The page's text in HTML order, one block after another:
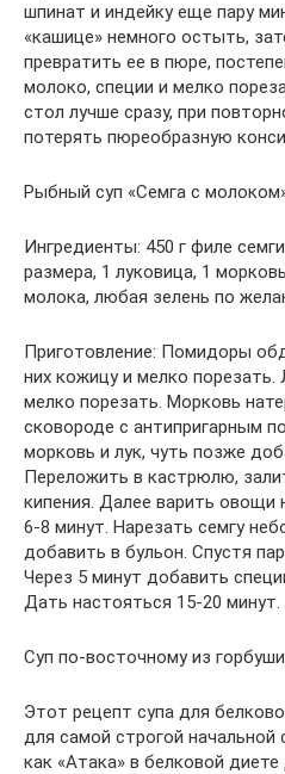
шпинат и индейку еще пару
«кашице» немного остыть,
превратить ее в пюре,
молоко, специи и мелко
стол лучше сразу, при
потерять пюреобразную
Рыбный суп «Семга с
Ингредиенты: 450 г филе
размера, 1 луковица, 1
молока, любая зелень по
Приготовление: Помидоры
них кожицу и мелко
мелко порезать. Морковь
сковороде с антипригарным
морковь и лук, чуть позже
Переложить в кастрюлю,
кипения. Далее варить овощи
6-8 минут. Нарезать семгу
добавить в бульон. Спустя
Через 5 минут добавить
Дать настояться 15-20 минут.
Суп по-восточному из
Этот рецепт супа для
для самой строгой начальной
как «Атака» в белковой